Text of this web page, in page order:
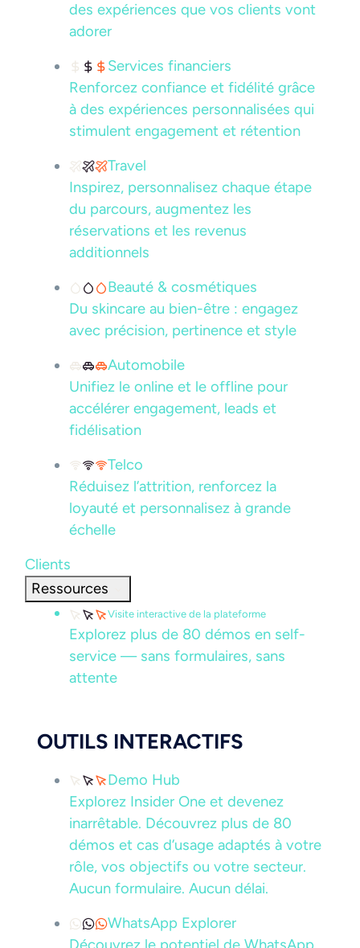
des expériences que vos clients vont
adorer
Services financiers
Renforcez confiance et fidélité grâce
à des expériences personnalisées qui
stimulent engagement et rétention
Travel
Inspirez, personnalisez chaque étape
du parcours, augmentez les
réservations et les revenus
additionnels
Beauté & cosmétiques
Du skincare au bien-être : engagez
avec précision, pertinence et style
Automobile
Unifiez le online et le offline pour
accélérer engagement, leads et
fidélisation
Telco
Réduisez l’attrition, renforcez la
loyauté et personnalisez à grande
échelle
Clients
Ressources
Visite interactive de la plateforme
Explorez plus de 80 démos en self-
service — sans formulaires, sans
attente
OUTILS INTERACTIFS
Demo Hub
Explorez Insider One et devenez
inarrêtable. Découvrez plus de 80
démos et cas d’usage adaptés à votre
rôle, vos objectifs ou votre secteur.
Aucun formulaire. Aucun délai.
WhatsApp Explorer